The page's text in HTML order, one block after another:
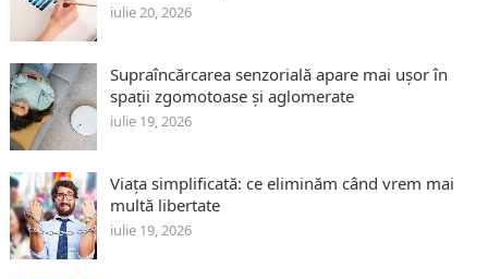
iulie 20, 2026
Supraîncărcarea senzorială apare mai ușor în
spații zgomotoase și aglomerate
iulie 19, 2026
Viața simplificată: ce eliminăm când vrem mai
multă libertate
iulie 19, 2026